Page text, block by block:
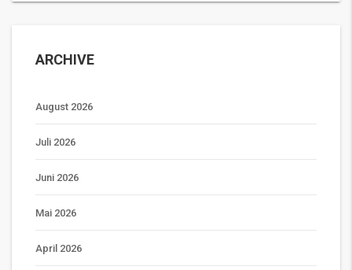
ARCHIVE
August 2026
Juli 2026
Juni 2026
Mai 2026
April 2026